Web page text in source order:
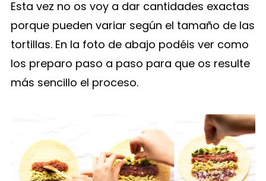
Esta vez no os voy a dar cantidades exactas
porque pueden variar según el tamaño de las
tortillas. En la foto de abajo podéis ver como
los preparo paso a paso para que os resulte
más sencillo el proceso.